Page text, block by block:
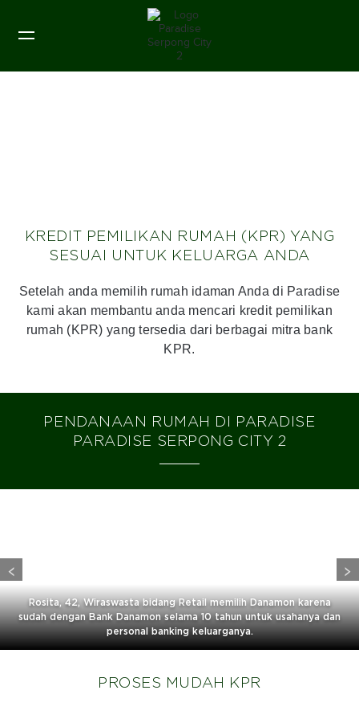
KREDIT PEMILIKAN RUMAH (KPR) YANG
SESUAI UNTUK KELUARGA ANDA
Setelah anda memilih rumah idaman Anda di Paradise
kami akan membantu anda mencari kredit pemilikan
rumah (KPR) yang tersedia dari berbagai mitra bank
KPR.
PENDANAAN RUMAH DI PARADISE
PARADISE SERPONG CITY 2
Rosita, 42, Wiraswasta bidang Retail memilih Danamon karena
sudah dengan Bank Danamon selama 10 tahun untuk usahanya dan
personal banking keluarganya.
PROSES MUDAH KPR